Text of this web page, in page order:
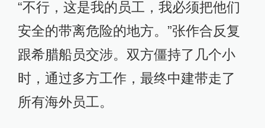
“不行，这是我的员工，我必须把他们
安全的带离危险的地方。”张作合反复
跟希腊船员交涉。双方僵持了几个小
时，通过多方工作，最终中建带走了
所有海外员工。